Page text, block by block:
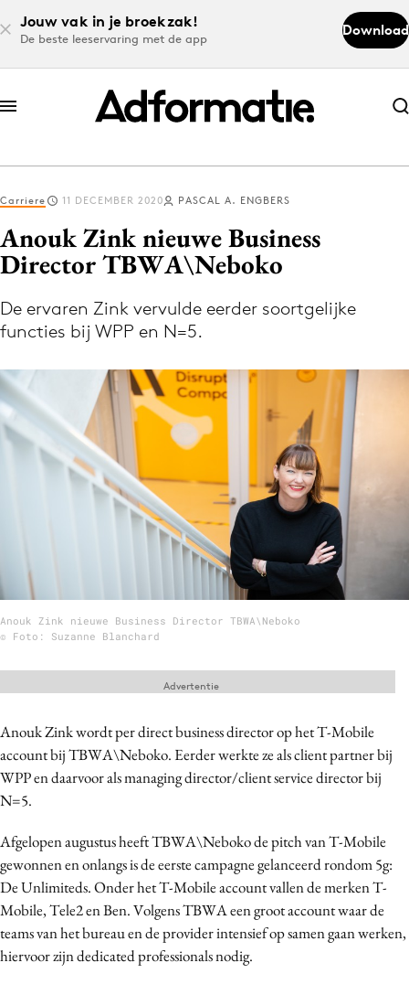
Jouw vak in je broekzak!
De beste leeservaring met de app
Download
Abonneer nu
Abonneer nu
Log in
Volg het laatste nieuws via de Adformatie
Nieuws app
12 nov: MarketingLive!
Adverteren
Events
Partners
Topics
Artificial Intelligence
Bureaus
Campagnes
Carriere
Contentmarketing
Craft
Carriere 11 DECEMBER 2020 PASCAL A. ENGBERS
Anouk Zink nieuwe Business
Director TBWA\Neboko
De ervaren Zink vervulde eerder soortgelijke
functies bij WPP en N=5.
Anouk Zink nieuwe Business Director TBWA\Neboko
© Foto: Suzanne Blanchard
Anouk Zink wordt per direct business director op het T-Mobile
account bij TBWA\Neboko. Eerder werkte ze als client partner bij
WPP en daarvoor als managing director/client service director bij
N=5.
Afgelopen augustus heeft TBWA\Neboko de pitch van T-Mobile
gewonnen en onlangs is de eerste campagne gelanceerd rondom 5g:
De Unlimiteds. Onder het T-Mobile account vallen de merken T-
Mobile, Tele2 en Ben. Volgens TBWA een groot account waar de
teams van het bureau en de provider intensief op samen gaan werken,
hiervoor zijn dedicated professionals nodig.
Advertentie